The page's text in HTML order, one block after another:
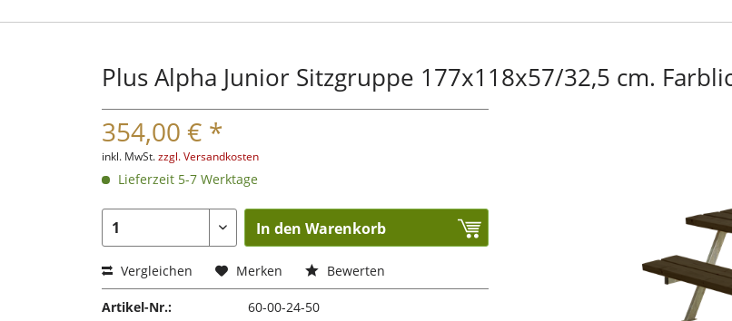
Plus Alpha Junior Sitzgruppe 177x118x57/32,5 cm.
354,00 € *
inkl. MwSt.zzgl. Versandkosten
Lieferzeit 5-7 Werktage
In den Warenkorb
Vergleichen Merken Bewerten
Artikel-Nr.: 60-00-24-50